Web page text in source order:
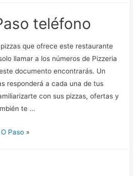
teléfono
que ofrece este restaurante
llamar a los números de Pizzeria
documento encontrarás. Un
responderá a cada una de tus
con sus pizzas, ofertas y
te …
Paso »